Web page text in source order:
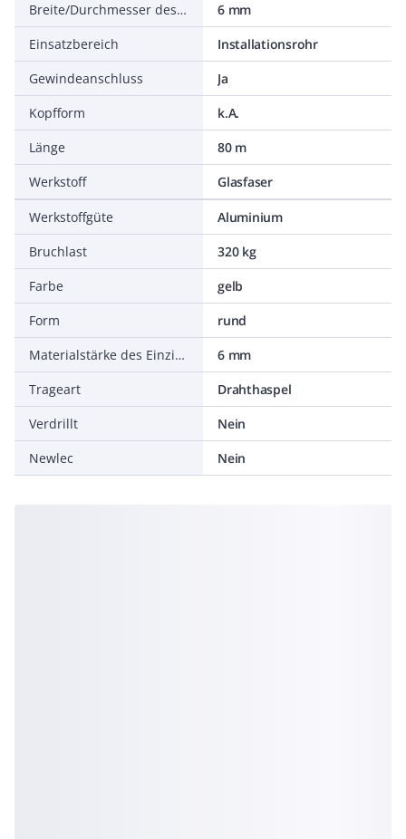
Breite/Durchmesser des Einziehdrahts
6 mm
Einsatzbereich
Installationsrohr
Gewindeanschluss
Ja
Kopfform
k.A.
Länge
80 m
Werkstoff
Glasfaser
Werkstoffgüte
Aluminium
Bruchlast
320 kg
Farbe
gelb
Form
rund
Materialstärke des Einziehdrahts
6 mm
Trageart
Drahthaspel
Verdrillt
Nein
Newlec
Nein